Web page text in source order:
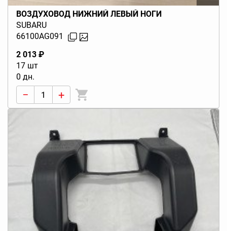
ВОЗДУХОВОД НИЖНИЙ ЛЕВЫЙ НОГИ
SUBARU
66100AG091
2 013 ₽
17 шт
0 дн.
− +